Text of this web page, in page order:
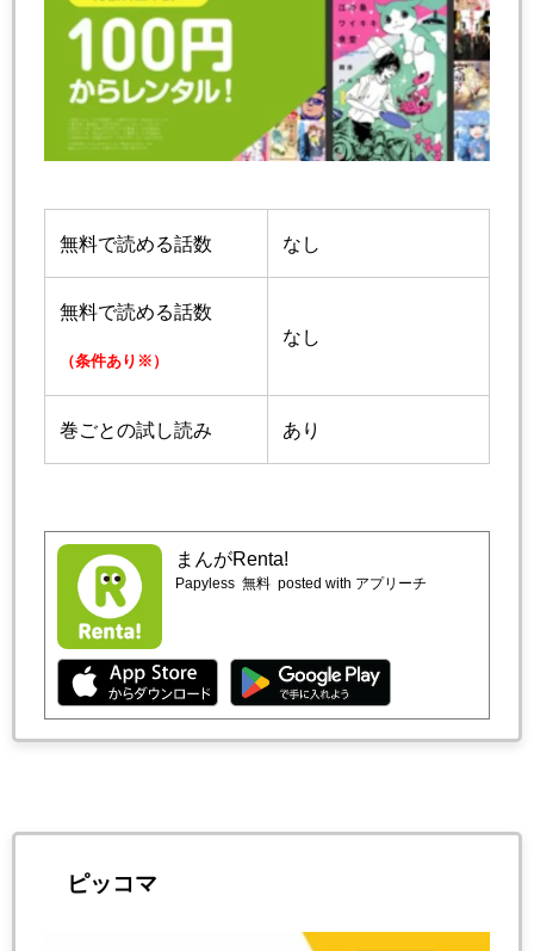
無料で読める話数 なし
無料で読める話数
（条件あり※）
なし
巻ごとの試し読み あり
まんがRenta!
Papyless 無料 posted with アプリーチ
ピッコマ